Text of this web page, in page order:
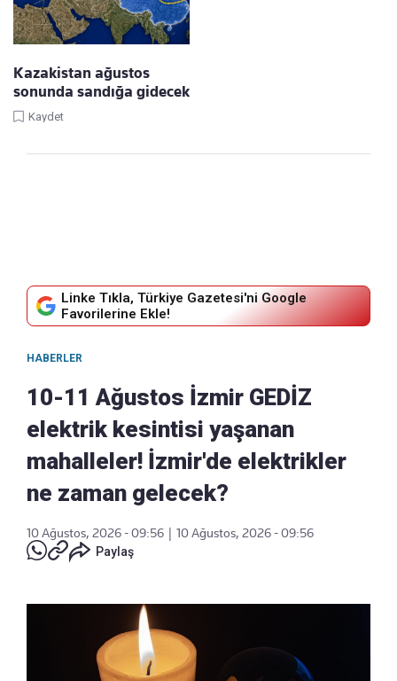
Kazakistan ağustos
sonunda sandığa gidecek
Kaydet
Linke Tıkla, Türkiye Gazetesi'ni Google
Favorilerine Ekle!
HABERLER
10-11 Ağustos İzmir GEDİZ
elektrik kesintisi yaşanan
mahalleler! İzmir'de elektrikler
ne zaman gelecek?
10 Ağustos, 2026 - 09:56
10 Ağustos, 2026 - 09:56
Paylaş